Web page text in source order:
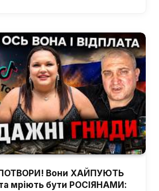
Вони ХАЙПУЮТЬ
мріють бути РОСІЯНАМИ: